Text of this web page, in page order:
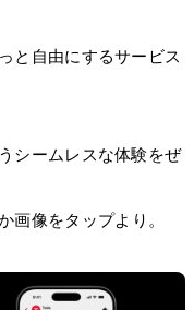
と自由にするサービス
シームレスな体験をぜ
画像をタップより。